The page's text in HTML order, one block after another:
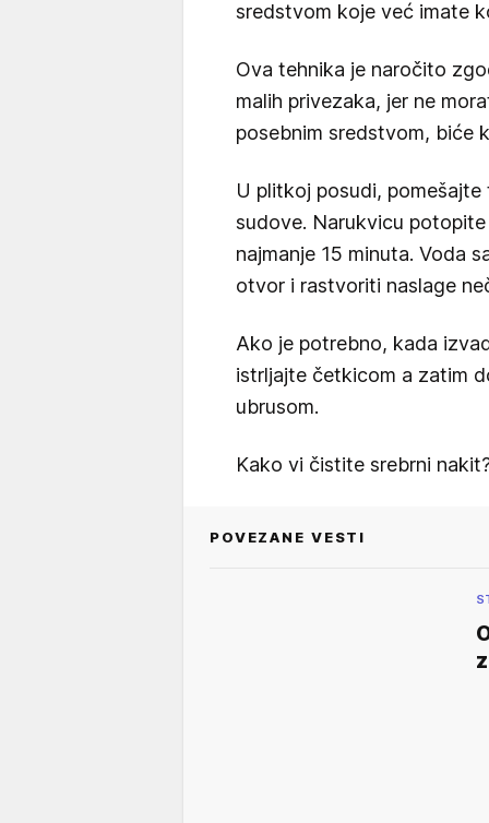
sredstvom koje već imate
Ova tehnika je naročito
malih privezaka, jer ne
posebnim sredstvom, biće
U plitkoj posudi,
sudove. Narukvicu
najmanje 15 minuta. Voda
otvor i rastvoriti naslage
Ako je potrebno, kada
istrljajte četkicom a zatim
ubrusom.
Kako vi čistite srebrni
POVEZANE VESTI